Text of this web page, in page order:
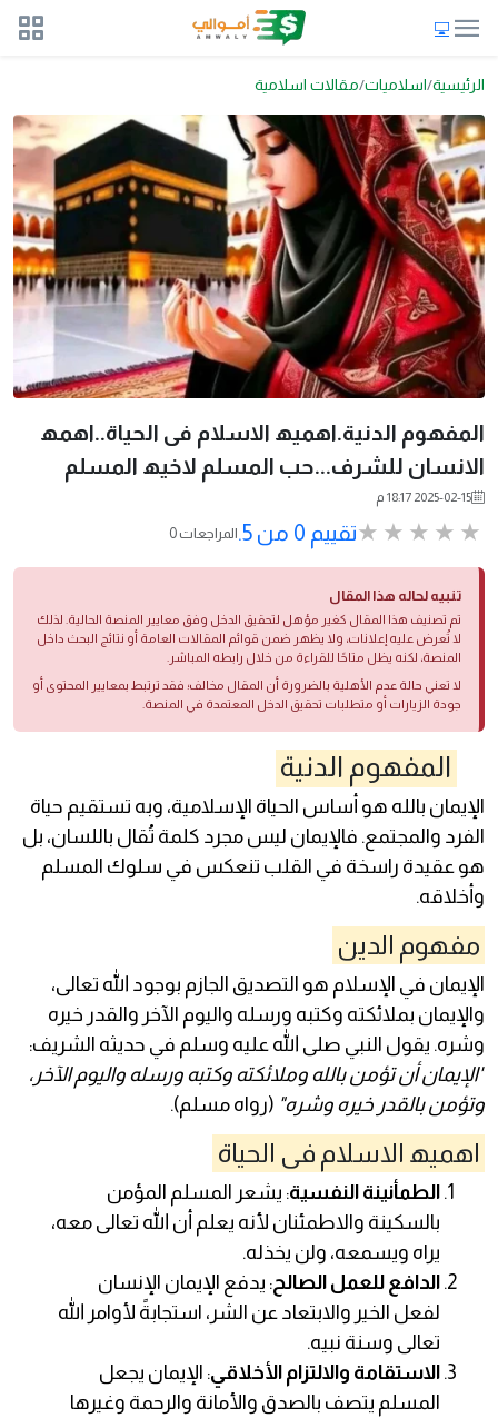
الرئيسية اسلاميات مقالات اسلامية
المفھوم الدنية.اھميھ الاسلام فى الحياة..اھمھ
الانسان للشرف...حب المسلم لاخيھ المسلم
2025-02-15 18:17 م
تقييم 0 من 5. 0 المراجعات
تنبيه لحاله هذا المقال
تم تصنيف هذا المقال كغير مؤهل لتحقيق الدخل وفق معايير المنصة الحالية. لذلك
لا تُعرض عليه إعلانات، ولا يظهر ضمن قوائم المقالات العامة أو نتائج البحث داخل
المنصة، لكنه يظل متاحًا للقراءة من خلال رابطه المباشر.
لا تعني حالة عدم الأهلية بالضرورة أن المقال مخالف؛ فقد ترتبط بمعايير المحتوى أو
جودة الزيارات أو متطلبات تحقيق الدخل المعتمدة في المنصة.
المفھوم الدنية
الإيمان بالله هو أساس الحياة الإسلامية، وبه تستقيم حياة
الفرد والمجتمع. فالإيمان ليس مجرد كلمة تُقال باللسان، بل
هو عقيدة راسخة في القلب تنعكس في سلوك المسلم
وأخلاقه.
مفھوم الدين
الإيمان في الإسلام هو التصديق الجازم بوجود الله تعالى،
والإيمان بملائكته وكتبه ورسله واليوم الآخر والقدر خيره
وشره. يقول النبي صلى الله عليه وسلم في حديثه الشريف:
"الإيمان أن تؤمن بالله وملائكته وكتبه ورسله واليوم الآخر،
وتؤمن بالقدر خيره وشره" (رواه مسلم).
اھميھ الاسلام فى الحياة
الطمأنينة النفسية: يشعر المسلم المؤمن
بالسكينة والاطمئنان لأنه يعلم أن الله تعالى معه،
يراه ويسمعه، ولن يخذله.
الدافع للعمل الصالح: يدفع الإيمان الإنسان
لفعل الخير والابتعاد عن الشر، استجابةً لأوامر الله
تعالى وسنة نبيه.
الاستقامة والالتزام الأخلاقي: الإيمان يجعل
المسلم يتصف بالصدق والأمانة والرحمة وغيرها